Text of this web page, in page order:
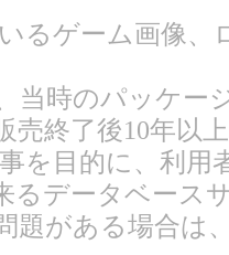
るゲーム画像、
当時のパッケー
売終了後10年以
を目的に、利用
るデータベース
題がある場合は